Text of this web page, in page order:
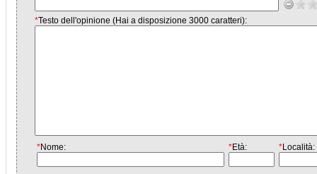
*Testo dell'opinione (Hai a disposizione 3000 caratteri):
*Nome: *Età: *Località: